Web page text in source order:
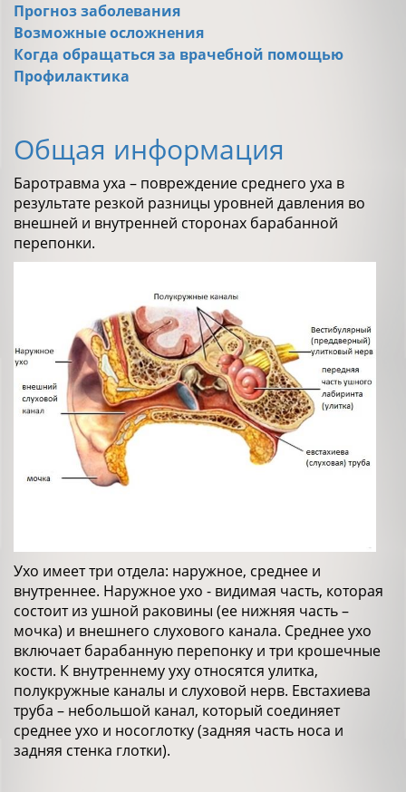
Прогноз заболевания
Возможные осложнения
Когда обращаться за врачебной помощью
Профилактика
Общая информация
Баротравма уха – повреждение среднего уха в
результате резкой разницы уровней давления во
внешней и внутренней сторонах барабанной
перепонки.
Ухо имеет три отдела: наружное, среднее и
внутреннее. Наружное ухо - видимая часть, которая
состоит из ушной раковины (ее нижняя часть –
мочка) и внешнего слухового канала. Среднее ухо
включает барабанную перепонку и три крошечные
кости. К внутреннему уху относятся улитка,
полукружные каналы и слуховой нерв. Евстахиева
труба – небольшой канал, который соединяет
среднее ухо и носоглотку (задняя часть носа и
задняя стенка глотки).